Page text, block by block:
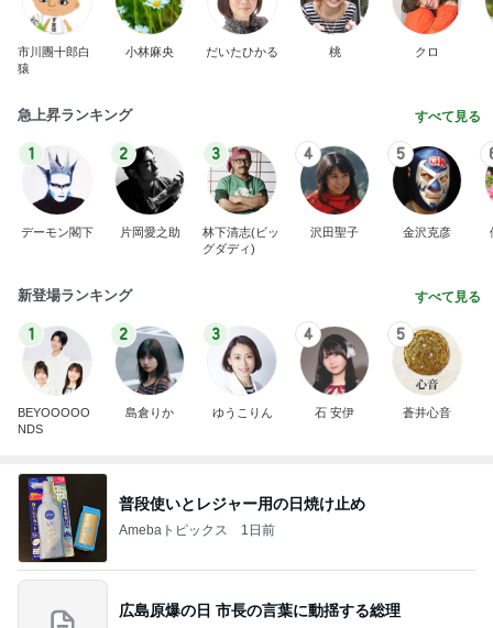
市川團十郎白
猿
小林麻央 だいたひかる 桃 クロ
急上昇ランキング すべて見る
1
デーモン閣下
2
片岡愛之助
3
林下清志(ビッ
グダディ)
4
沢田聖子
5
金沢克彦
新登場ランキング すべて見る
1
BEYOOOOO
NDS
2
島倉りか
3
ゆうこりん
4
石 安伊
5
蒼井心音
普段使いとレジャー用の日焼け止め
Amebaトピックス 1日前
広島原爆の日 市長の言葉に動揺する総理